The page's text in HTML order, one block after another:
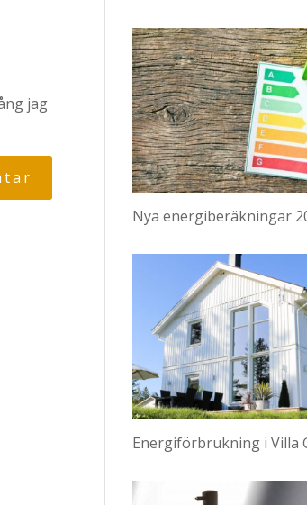
jag
Nya energiberäkningar
Energiförbrukning i Villa